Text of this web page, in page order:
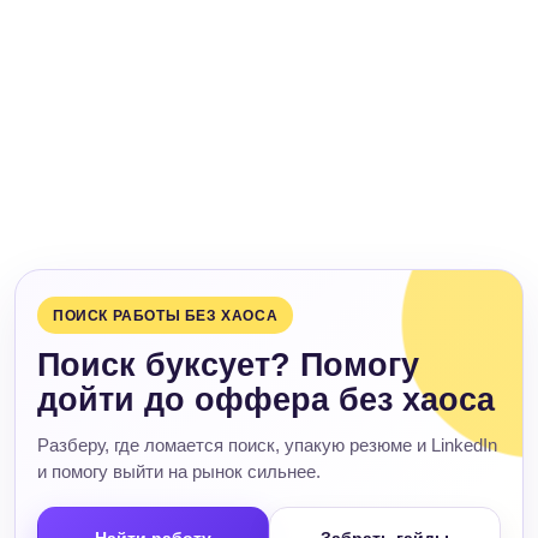
ПОИСК РАБОТЫ БЕЗ ХАОСА
Поиск буксует? Помогу
дойти до оффера без хаоса
Разберу, где ломается поиск, упакую резюме и LinkedIn
и помогу выйти на рынок сильнее.